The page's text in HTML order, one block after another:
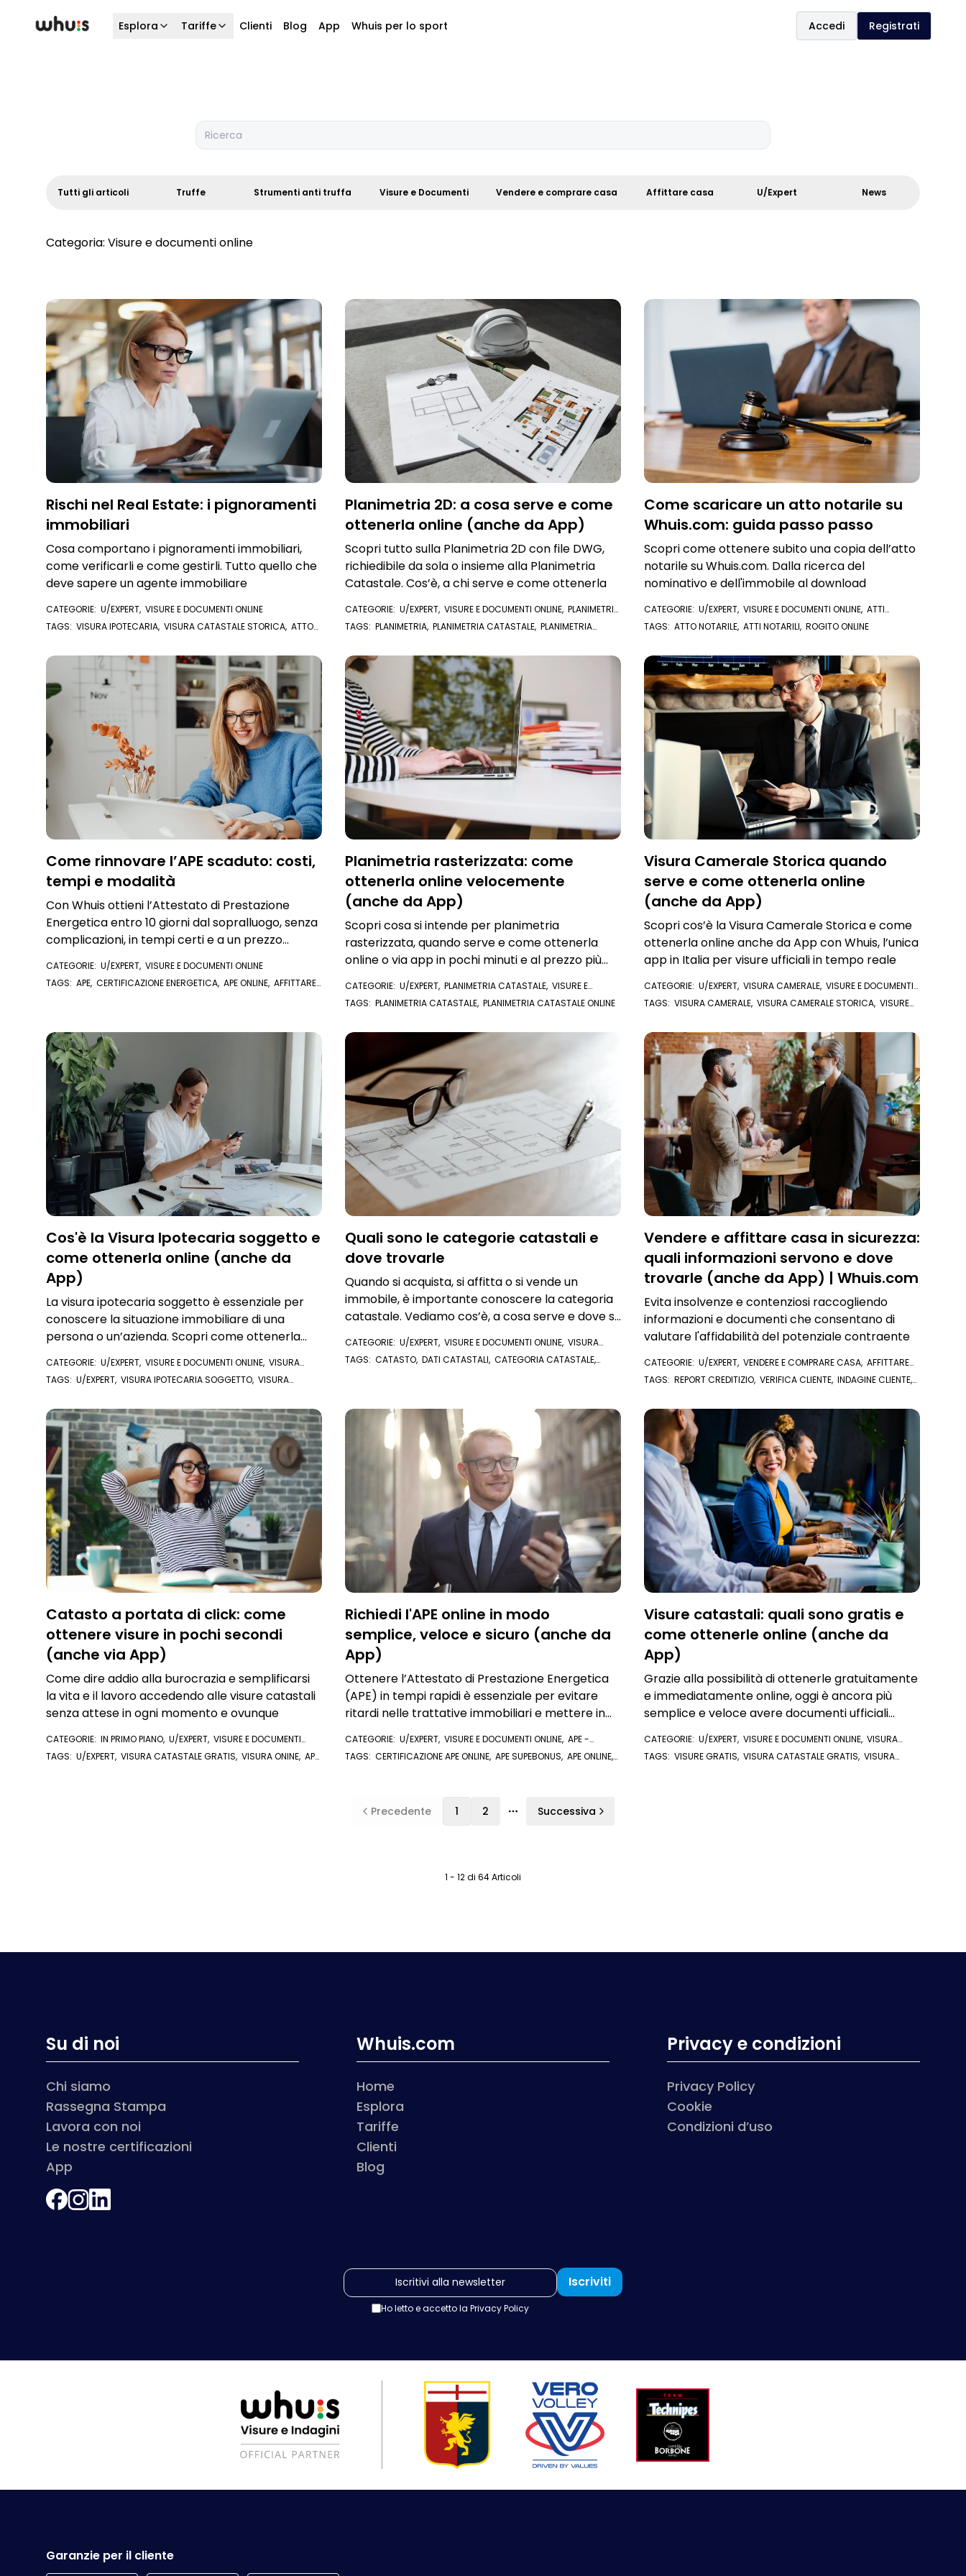
Esplora Tariffe Clienti Blog App Whuis per lo sport Accedi Registrati
Ricerca
Tutti gli articoli Truffe Strumenti anti truffa Visure e Documenti Vendere e comprare casa Affittare casa U/Expert News
Categoria: Visure e documenti online
Rischi nel Real Estate: i pignoramenti
immobiliari
Cosa comportano i pignoramenti immobiliari,
come verificarli e come gestirli. Tutto quello che
deve sapere un agente immobiliare
CATEGORIE: U/EXPERT, VISURE E DOCUMENTI ONLINE
TAGS: VISURA IPOTECARIA, VISURA CATASTALE STORICA, ATTO
Planimetria 2D: a cosa serve e come
ottenerla online (anche da App)
Scopri tutto sulla Planimetria 2D con file DWG,
richiedibile da sola o insieme alla Planimetria
Catastale. Cos’è, a chi serve e come ottenerla
CATEGORIE: U/EXPERT, VISURE E DOCUMENTI ONLINE, PLANIMETRIA
CATASTALE
TAGS: PLANIMETRIA, PLANIMETRIA CATASTALE, PLANIMETRIA
Come scaricare un atto notarile su
Whuis.com: guida passo passo
Scopri come ottenere subito una copia dell’atto
notarile su Whuis.com. Dalla ricerca del
nominativo e dell'immobile al download
CATEGORIE: U/EXPERT, VISURE E DOCUMENTI ONLINE, ATTI
NOTARILI
TAGS: ATTO NOTARILE, ATTI NOTARILI, ROGITO ONLINE
Come rinnovare l’APE scaduto: costi,
tempi e modalità
Con Whuis ottieni l’Attestato di Prestazione
Energetica entro 10 giorni dal sopralluogo, senza
complicazioni, in tempi certi e a un prezzo
CATEGORIE: U/EXPERT, VISURE E DOCUMENTI ONLINE
TAGS: APE, CERTIFICAZIONE ENERGETICA, APE ONLINE, AFFITTARE
Planimetria rasterizzata: come
ottenerla online velocemente
(anche da App)
Scopri cosa si intende per planimetria
rasterizzata, quando serve e come ottenerla
online o via app in pochi minuti e al prezzo più
basso sul mercato.
CATEGORIE: U/EXPERT, PLANIMETRIA CATASTALE, VISURE E
DOCUMENTI ONLINE
TAGS: PLANIMETRIA CATASTALE, PLANIMETRIA CATASTALE ONLINE
Visura Camerale Storica quando
serve e come ottenerla online
(anche da App)
Scopri cos’è la Visura Camerale Storica e come
ottenerla online anche da App con Whuis, l’unica
app in Italia per visure ufficiali in tempo reale
CATEGORIE: U/EXPERT, VISURA CAMERALE, VISURE E DOCUMENTI
ONLINE
TAGS: VISURA CAMERALE, VISURA CAMERALE STORICA, VISURE
Cos'è la Visura Ipotecaria soggetto e
come ottenerla online (anche da
App)
La visura ipotecaria soggetto è essenziale per
conoscere la situazione immobiliare di una
persona o un’azienda. Scopri come ottenerla
CATEGORIE: U/EXPERT, VISURE E DOCUMENTI ONLINE, VISURA
IPOTECARIA
TAGS: U/EXPERT, VISURA IPOTECARIA SOGGETTO, VISURA
Quali sono le categorie catastali e
dove trovarle
Quando si acquista, si affitta o si vende un
immobile, è importante conoscere la categoria
catastale. Vediamo cos’è, a cosa serve e dove si
trova questa informazione
CATEGORIE: U/EXPERT, VISURE E DOCUMENTI ONLINE, VISURA
CATASTALE
TAGS: CATASTO, DATI CATASTALI, CATEGORIA CATASTALE,
Vendere e affittare casa in sicurezza:
quali informazioni servono e dove
trovarle (anche da App) | Whuis.com
Evita insolvenze e contenziosi raccogliendo
informazioni e documenti che consentano di
valutare l'affidabilità del potenziale contraente
CATEGORIE: U/EXPERT, VENDERE E COMPRARE CASA, AFFITTARE
CASA
VISURE E DOCUMENTI ONLINE , REPORT EXPERIAN
TAGS: REPORT CREDITIZIO, VERIFICA CLIENTE, INDAGINE CLIENTE,
Catasto a portata di click: come
ottenere visure in pochi secondi
(anche via App)
Come dire addio alla burocrazia e semplificarsi
la vita e il lavoro accedendo alle visure catastali
senza attese in ogni momento e ovunque
CATEGORIE: IN PRIMO PIANO, U/EXPERT, VISURE E DOCUMENTI
ONLINE
,VISURA CATASTALE ,VISURA IPOTECARIA
TAGS: U/EXPERT, VISURA CATASTALE GRATIS, VISURA ONINE, APP
Richiedi l'APE online in modo
semplice, veloce e sicuro (anche da
App)
Ottenere l’Attestato di Prestazione Energetica
(APE) in tempi rapidi è essenziale per evitare
ritardi nelle trattative immobiliari e mettere in
regola l’immobile dopo la fine dei lavori
CATEGORIE: U/EXPERT, VISURE E DOCUMENTI ONLINE, APE -
ATTESTATO DI PRESTAZIONE ENERGETICA
TAGS: CERTIFICAZIONE APE ONLINE, APE SUPEBONUS, APE ONLINE,
Visure catastali: quali sono gratis e
come ottenerle online (anche da
App)
Grazie alla possibilità di ottenerle gratuitamente
e immediatamente online, oggi è ancora più
semplice e veloce avere documenti ufficiali
CATEGORIE: U/EXPERT, VISURE E DOCUMENTI ONLINE, VISURA
CATASTALE
TAGS: VISURE GRATIS, VISURA CATASTALE GRATIS, VISURA
Precedente 1 2 Più pagine
Successiva
1 - 12 di 64 Articoli
Su di noi
Chi siamo
Rassegna Stampa
Lavora con noi
Le nostre certificazioni
App
Whuis.com
Home
Esplora
Tariffe
Clienti
Blog
Privacy e condizioni
Privacy Policy
Cookie
Condizioni d’uso
Ho letto e accetto la Privacy Policy
Iscriviti
Garanzie per il cliente